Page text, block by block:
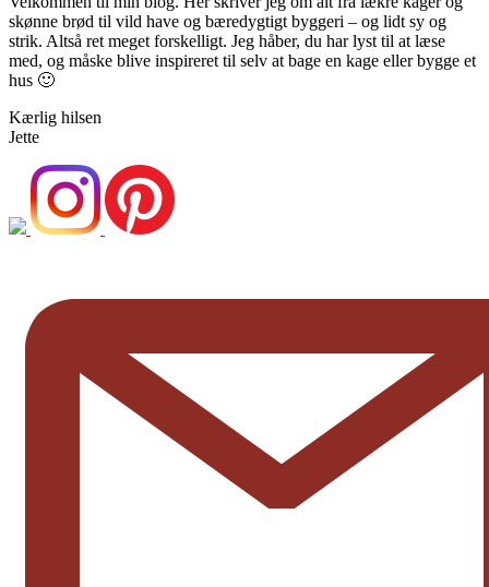
skønne brød til vild have og bæredygtigt byggeri – og lidt sy og
strik. Altså ret meget forskelligt. Jeg håber, du har lyst til at læse
med, og måske blive inspireret til selv at bage en kage eller bygge et
hus 🙂
Kærlig hilsen
Jette